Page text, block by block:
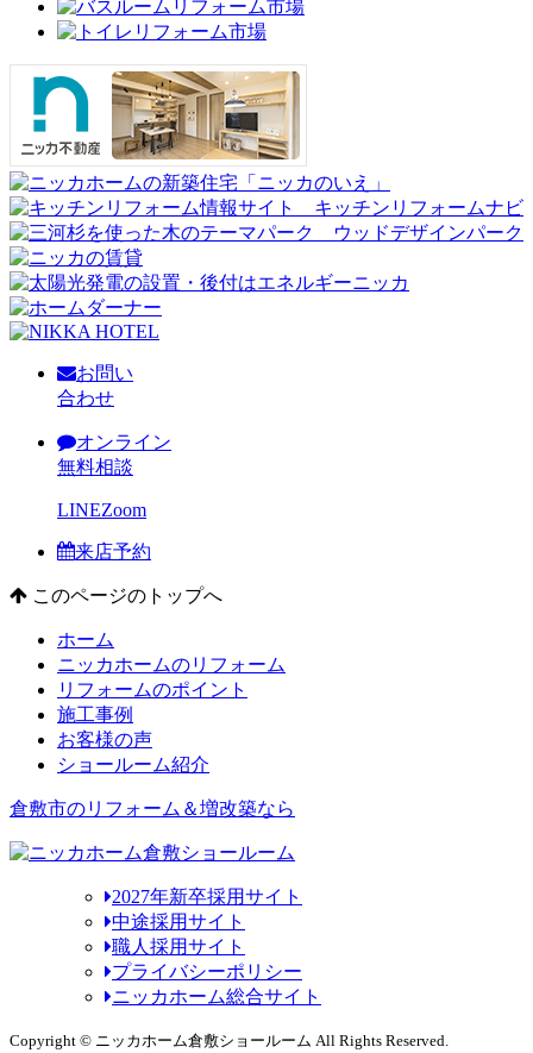
お問い
合わせ
オンライン
無料相談
LINEZoom
来店予約
このページのトップへ
ホーム
ニッカホームのリフォーム
リフォームのポイント
施工事例
お客様の声
ショールーム紹介
倉敷市のリフォーム＆増改築なら
2027年新卒採用サイト
中途採用サイト
職人採用サイト
プライバシーポリシー
ニッカホーム総合サイト
Copyright © ニッカホーム倉敷ショールーム All Rights Reserved.